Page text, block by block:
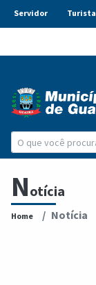
Servidor Turista
Notícia
Home Notícia